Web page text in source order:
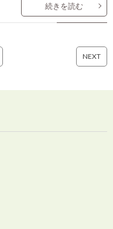
続きを読む
NEXT